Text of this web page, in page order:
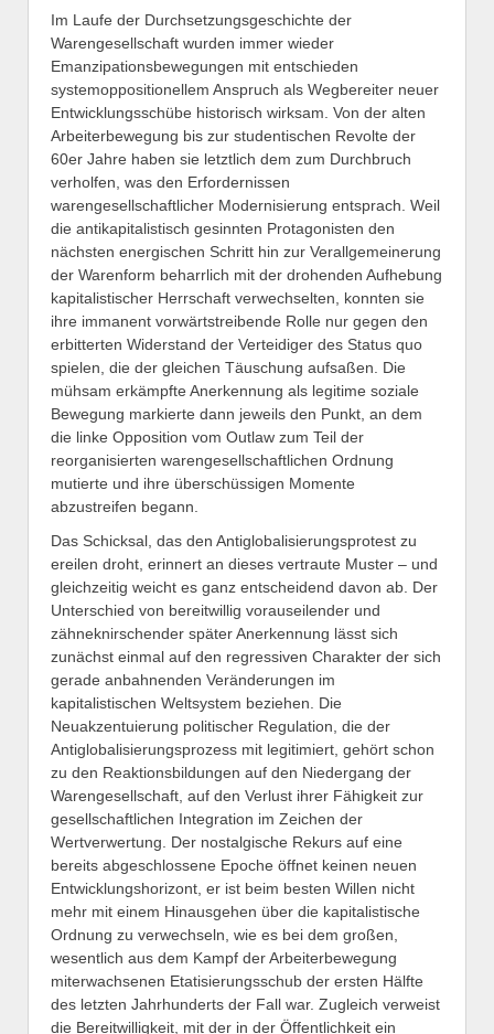
Im Laufe der Durchsetzungsgeschichte der
Warengesellschaft wurden immer wieder
Emanzipationsbewegungen mit entschieden
systemoppositionellem Anspruch als Wegbereiter neuer
Entwicklungsschübe historisch wirksam. Von der alten
Arbeiterbewegung bis zur studentischen Revolte der
60er Jahre haben sie letztlich dem zum Durchbruch
verholfen, was den Erfordernissen
warengesellschaftlicher Modernisierung entsprach. Weil
die antikapitalistisch gesinnten Protagonisten den
nächsten energischen Schritt hin zur Verallgemeinerung
der Warenform beharrlich mit der drohenden Aufhebung
kapitalistischer Herrschaft verwechselten, konnten sie
ihre immanent vorwärtstreibende Rolle nur gegen den
erbitterten Widerstand der Verteidiger des Status quo
spielen, die der gleichen Täuschung aufsaßen. Die
mühsam erkämpfte Anerkennung als legitime soziale
Bewegung markierte dann jeweils den Punkt, an dem
die linke Opposition vom Outlaw zum Teil der
reorganisierten warengesellschaftlichen Ordnung
mutierte und ihre überschüssigen Momente
abzustreifen begann.
Das Schicksal, das den Antiglobalisierungsprotest zu
ereilen droht, erinnert an dieses vertraute Muster – und
gleichzeitig weicht es ganz entscheidend davon ab. Der
Unterschied von bereitwillig vorauseilender und
zähneknirschender später Anerkennung lässt sich
zunächst einmal auf den regressiven Charakter der sich
gerade anbahnenden Veränderungen im
kapitalistischen Weltsystem beziehen. Die
Neuakzentuierung politischer Regulation, die der
Antiglobalisierungsprozess mit legitimiert, gehört schon
zu den Reaktionsbildungen auf den Niedergang der
Warengesellschaft, auf den Verlust ihrer Fähigkeit zur
gesellschaftlichen Integration im Zeichen der
Wertverwertung. Der nostalgische Rekurs auf eine
bereits abgeschlossene Epoche öffnet keinen neuen
Entwicklungshorizont, er ist beim besten Willen nicht
mehr mit einem Hinausgehen über die kapitalistische
Ordnung zu verwechseln, wie es bei dem großen,
wesentlich aus dem Kampf der Arbeiterbewegung
miterwachsenen Etatisierungsschub der ersten Hälfte
des letzten Jahrhunderts der Fall war. Zugleich verweist
die Bereitwilligkeit, mit der in der Öffentlichkeit ein